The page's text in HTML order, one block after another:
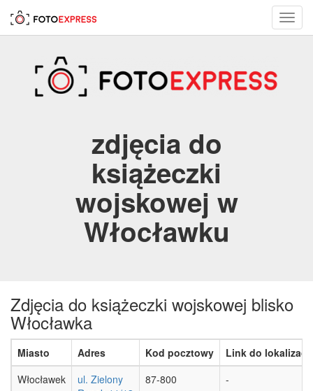
zdjęcia do
książeczki
wojskowej w
Włocławku
Zdjęcia do książeczki wojskowej blisko
Włocławka
Miasto Adres Kod pocztowy
Link do lokalizacji
Włocławek
ul. Zielony
87-800 -